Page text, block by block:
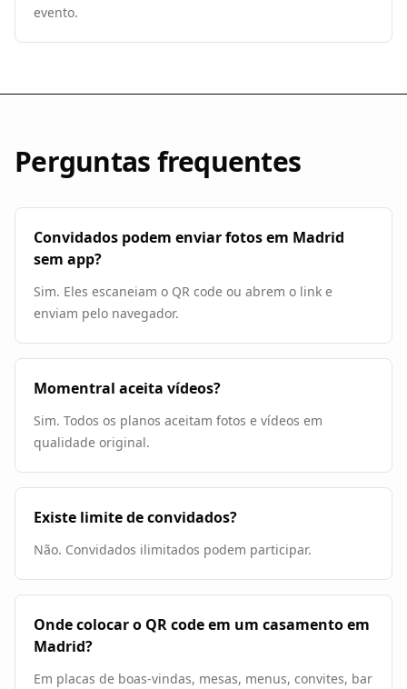
evento.
Perguntas frequentes
Convidados podem enviar fotos em Madrid
sem app?
Sim. Eles escaneiam o QR code ou abrem o link e
enviam pelo navegador.
Momentral aceita vídeos?
Sim. Todos os planos aceitam fotos e vídeos em
qualidade original.
Existe limite de convidados?
Não. Convidados ilimitados podem participar.
Onde colocar o QR code em um casamento em
Madrid?
Em placas de boas-vindas, mesas, menus, convites, bar